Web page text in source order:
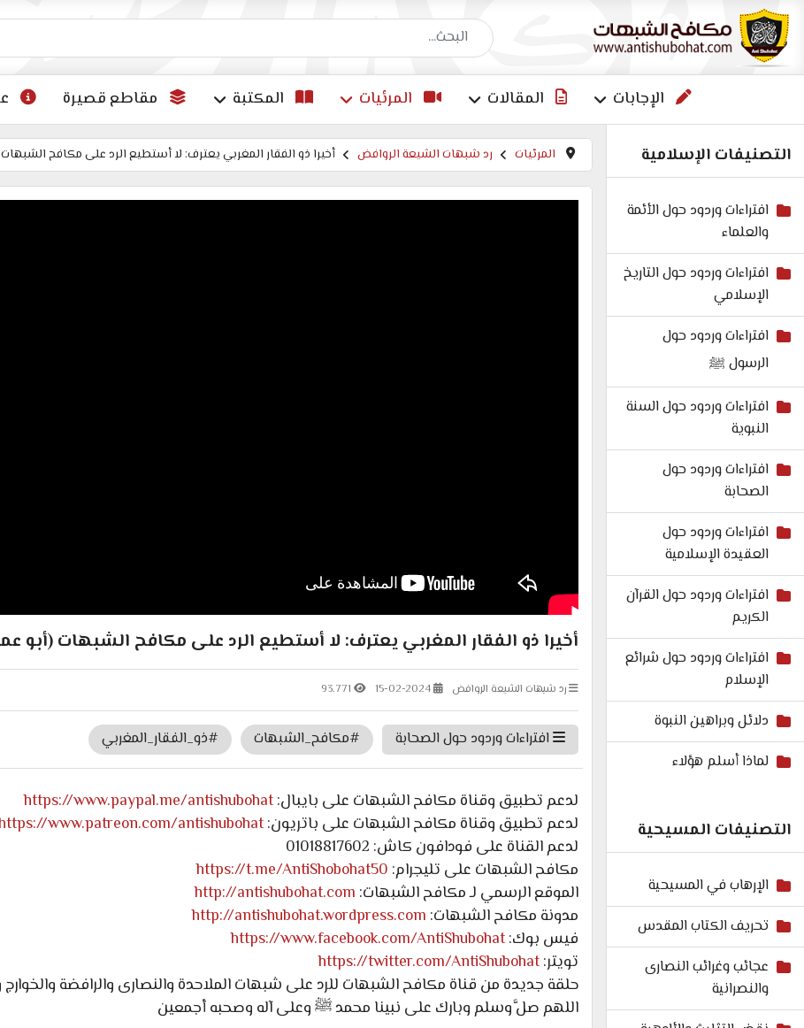
البحث عن إجابات
الإجابات المقالات المرئيات المكتبة مقاطع قصيرة
التصنيفات الإسلامية
افتراءات وردود حول الأئمة
والعلماء
افتراءات وردود حول التاريخ
الإسلامي
افتراءات وردود حول
الرسول ﷺ
افتراءات وردود حول السنة
النبوية
افتراءات وردود حول
الصحابة
افتراءات وردود حول
العقيدة الإسلامية
افتراءات وردود حول القرآن
الكريم
افتراءات وردود حول شرائع
الإسلام
دلائل وبراهين النبوة
لماذا أسلم هؤلاء
التصنيفات المسيحية
الإرهاب في المسيحية
تحريف الكتاب المقدس
عجائب وغرائب النصارى
والنصرانية
المرئيات رد شبهات الشيعة الروافض أخيرا ذو الفقار المغربي يعترف: لا أستطيع الرد على مكافح
أخيرا ذو الفقار المغربي يعترف: لا أستطيع الرد على مكافح الشبهات (أبو
رد شبهات الشيعة الروافض 15-02-2024
93.771
افتراءات وردود حول الصحابة #مكافح_الشبهات #ذو_الفقار_المغربي
لدعم تطبيق وقناة مكافح الشبهات على بايبال:https://www.paypal.me/antishubohat
لدعم تطبيق وقناة مكافح الشبهات على باتريون:www.patreon.com/antishubohat
لدعم القناة على فودافون كاش: 01018817602
مكافح الشبهات على تليجرام: https://t.me/AntiShobohat50
الموقع الرسمي لـ مكافح الشبهات: http://antishubohat.com
مدونة مكافح الشبهات: http://antishubohat.wordpress.com
فيس بوك:https://www.facebook.com/AntiShubohat
تويتر:https://twitter.com/AntiShubohat
حلقة جديدة من قناة مكافح الشبهات للرد على شبهات الملاحدة والنصارى والرافضة والخوارج
اللهم صلَّ وسلم وبارك على نبينا محمد ﷺ وعلى آله وصحبه أجمعين